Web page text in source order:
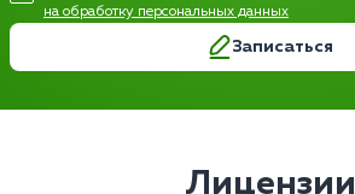
на обработку персональных данных
Записаться
Лицензии